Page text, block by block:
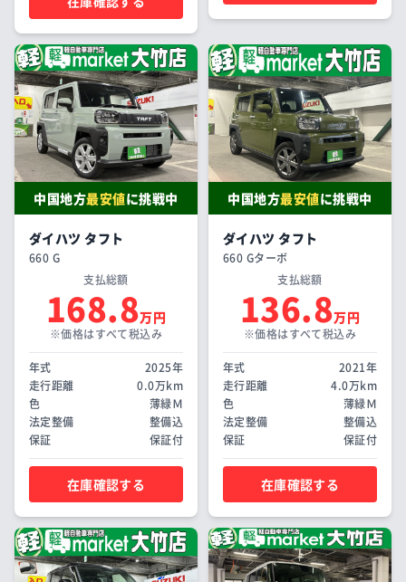
中国地方最安値に挑戦中
ダイハツ タフト
660 G
支払総額
168.8万円
※価格はすべて税込み
年式
2025年
走行距離
0.0万km
色
薄緑Ｍ
法定整備
整備込
保証
保証付
在庫確認する
中国地方最安値に挑戦中
ダイハツ タフト
660 Gターボ
支払総額
136.8万円
※価格はすべて税込み
年式
2021年
走行距離
4.0万km
色
薄緑Ｍ
法定整備
整備込
保証
保証付
在庫確認する